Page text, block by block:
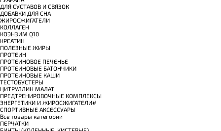
ДЛЯ СУСТАВОВ И СВЯЗОК
ДОБАВКИ ДЛЯ СНА
ЖИРОСЖИГАТЕЛИ
КОЛЛАГЕН
КОЭНЗИМ Q10
КРЕАТИН
ПОЛЕЗНЫЕ ЖИРЫ
ПРОТЕИН
ПРОТЕИНОВОЕ ПЕЧЕНЬЕ
ПРОТЕИНОВЫЕ БАТОНЧИКИ
ПРОТЕИНОВЫЕ КАШИ
ТЕСТОБУСТЕРЫ
ЦИТРУЛЛИН МАЛАТ
ПРЕДТРЕНИРОВОЧНЫЕ КОМПЛЕКСЫ
ЭНЕРГЕТИКИ И ЖИРОСЖИГАТЕЛИ#
СПОРТИВНЫЕ АКСЕССУАРЫ
Все товары категории
ПЕРЧАТКИ